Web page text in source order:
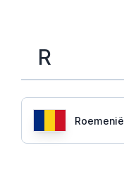
R
Roemenië